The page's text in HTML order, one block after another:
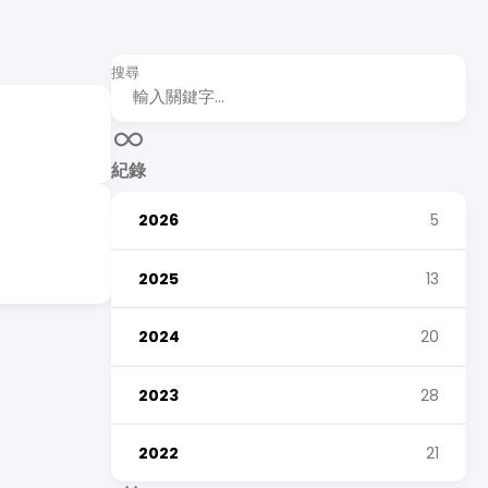
搜尋
紀錄
2026 5
2025 13
2024 20
2023 28
2022 21